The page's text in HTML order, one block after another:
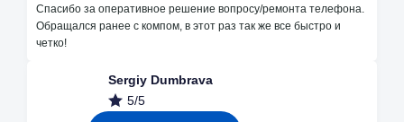
Спасибо за оперативное решение вопросу/ремонта телефона.
Обращался ранее с компом, в этот раз так же все быстро и
четко!
Sergiy Dumbrava
5/5
Незначительные поломки делаем
бесплатно